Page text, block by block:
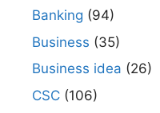
Banking (94)
Business (35)
Business idea (26)
CSC (106)